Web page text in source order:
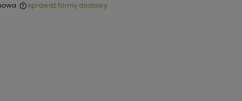
sprawdź formy dostawy